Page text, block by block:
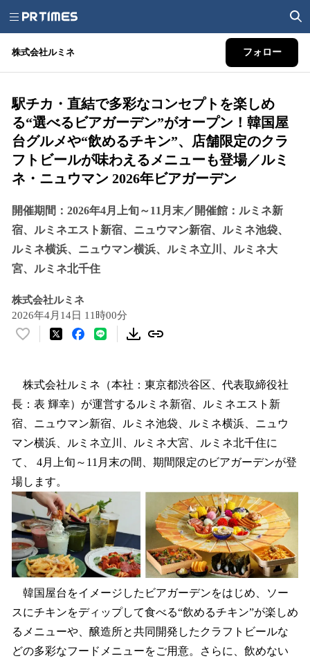
株式会社ルミネ フォロー
駅チカ・直結で多彩なコンセプトを楽しめ
る“選べるビアガーデン”がオープン！韓国屋
台グルメや“飲めるチキン”、店舗限定のクラ
フトビールが味わえるメニューも登場／ルミ
ネ・ニュウマン 2026年ビアガーデン
開催期間：2026年4月上旬～11月末／開催館：ルミネ新
宿、ルミネエスト新宿、ニュウマン新宿、ルミネ池袋、
ルミネ横浜、ニュウマン横浜、ルミネ立川、ルミネ大
宮、ルミネ北千住
株式会社ルミネ
2026年4月14日 11時00分
い
！
読
み
み
中
で
す
株式会社ルミネ（本社：東京都渋谷区、代表取締役社
長：表 輝幸）が運営するルミネ新宿、ルミネエスト新
宿、ニュウマン新宿、ルミネ池袋、ルミネ横浜、ニュウ
マン横浜、ルミネ立川、ルミネ大宮、ルミネ北千住に
て、 4月上旬～11月末の間、期間限定のビアガーデンが登
場します。
韓国屋台をイメージしたビアガーデンをはじめ、ソー
スにチキンをディップして食べる“飲めるチキン”が楽しめ
るメニューや、醸造所と共同開発したクラフトビールな
どの多彩なフードメニューをご用意。さらに、飲めない